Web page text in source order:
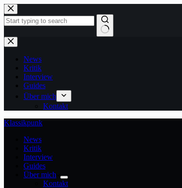
Zum
Inhalt
springen
Keine
Ergebnisse
News
Kritik
Interview
Guides
Über mich
Kontakt
Klassikpunk
News
Kritik
Interview
Guides
Über mich
Kontakt